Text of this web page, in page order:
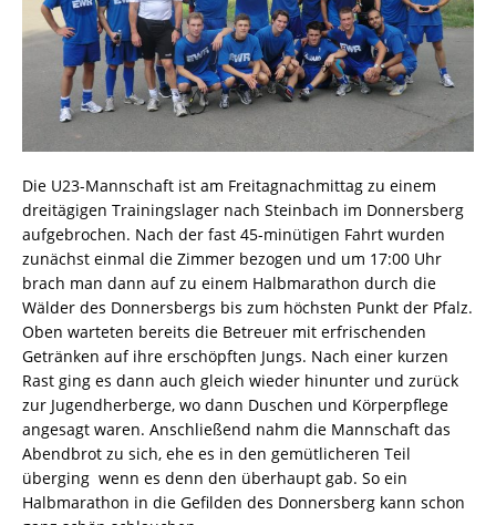
Die U23-Mannschaft ist am Freitagnachmittag zu einem
dreitägigen Trainingslager nach Steinbach im Donnersberg
aufgebrochen. Nach der fast 45-minütigen Fahrt wurden
zunächst einmal die Zimmer bezogen und um 17:00 Uhr
brach man dann auf zu einem Halbmarathon durch die
Wälder des Donnersbergs bis zum höchsten Punkt der Pfalz.
Oben warteten bereits die Betreuer mit erfrischenden
Getränken auf ihre erschöpften Jungs. Nach einer kurzen
Rast ging es dann auch gleich wieder hinunter und zurück
zur Jugendherberge, wo dann Duschen und Körperpflege
angesagt waren. Anschließend nahm die Mannschaft das
Abendbrot zu sich, ehe es in den gemütlicheren Teil
überging  wenn es denn den überhaupt gab. So ein
Halbmarathon in die Gefilden des Donnersberg kann schon